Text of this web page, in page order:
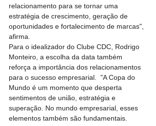
relacionamento para se tornar uma
estratégia de crescimento, geração de
oportunidades e fortalecimento de marcas",
afirma.
Para o idealizador do Clube CDC, Rodrigo
Monteiro, a escolha da data também
reforça a importância dos relacionamentos
para o sucesso empresarial.  "A Copa do
Mundo é um momento que desperta
sentimentos de união, estratégia e
superação. No mundo empresarial, esses
elementos também são fundamentais.